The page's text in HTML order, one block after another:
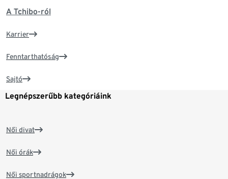
A Tchibo-ról
Karrier
Fenntarthatóság
Sajtó
Legnépszerűbb kategóriáink
Női divat
Női órák
Női sportnadrágok